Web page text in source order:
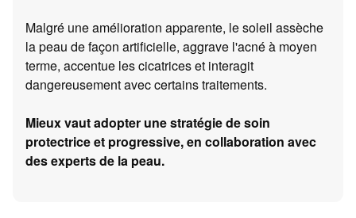
Malgré une amélioration apparente, le soleil assèche
la peau de façon artificielle, aggrave l'acné à moyen
terme, accentue les cicatrices et interagit
dangereusement avec certains traitements.
Mieux vaut adopter une stratégie de soin
protectrice et progressive, en collaboration avec
des experts de la peau.